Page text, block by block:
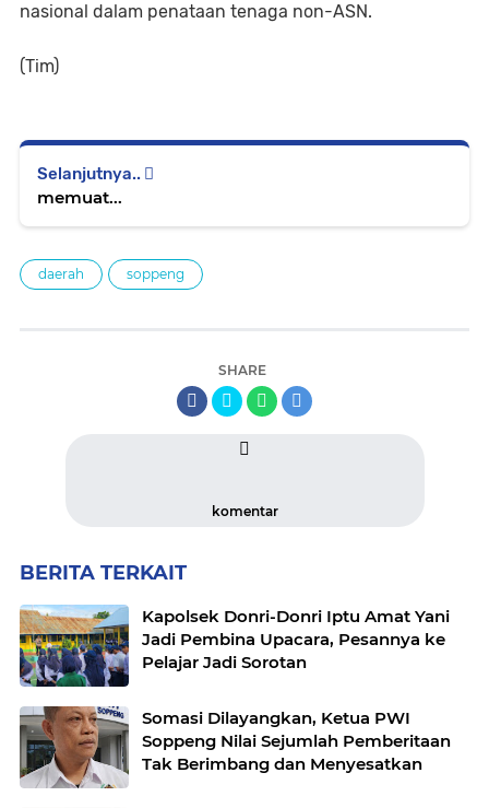
nasional dalam penataan tenaga non-ASN.
(Tim)
Selanjutnya..
memuat...
daerah soppeng
SHARE
komentar
BERITA TERKAIT
Kapolsek Donri-Donri Iptu Amat Yani
Jadi Pembina Upacara, Pesannya ke
Pelajar Jadi Sorotan
Somasi Dilayangkan, Ketua PWI
Soppeng Nilai Sejumlah Pemberitaan
Tak Berimbang dan Menyesatkan